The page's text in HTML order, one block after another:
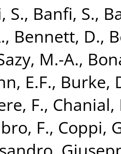
S., Banfi, S.,
, Bennett, D.,
M.-A.,
E.F., Burke,
F., Chanial,
F., Coppi,